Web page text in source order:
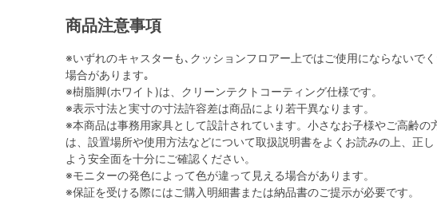
商品注意事項
※いずれのキャスターも､クッションフロアー上ではご使用にならないで
場合があります｡
※樹脂脚(ホワイト)は、クリーンテクトコーティング仕様です。
※表示寸法と実寸の寸法許容差は商品により若干異なります。
※本商品は事務用家具として設計されています。小さなお子様やご高齢の
は、設置場所や使用方法などについて取扱説明書をよくお読みの上、正
よう安全面を十分にご確認ください。
※モニターの発色によって色が違って見える場合があります。
※保証を受ける際にはご購入明細書または納品書のご提示が必要です。